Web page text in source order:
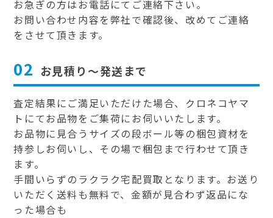
お急ぎの方はお電話にてご連絡下さい。
お問い合わせ内容を弊社で確認後、改めてご連絡
をさせて頂きます。
02 お見積り～発送まで
査定結果にご満足いただけた場合、クロネコヤマ
トにてお品物をご集荷にお伺いいたします。
お品物に見合うサイズの段ボール等の梱包資材を
持参しお伺いし、その場で梱包まで行わせて頂き
ます。
手間いらずのラクラク宅配買取となります。お送り
いただく送料も無料で、金額が見合わず返品にな
った場合も